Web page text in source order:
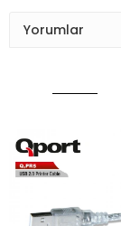
Yorumlar